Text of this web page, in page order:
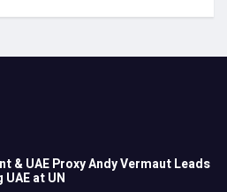
& UAE Proxy Andy Vermaut Leads
UAE at UN